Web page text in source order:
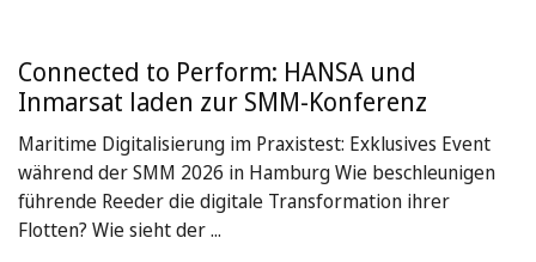
Connected to Perform: HANSA und
Inmarsat laden zur SMM-Konferenz
Maritime Digitalisierung im Praxistest: Exklusives Event
während der SMM 2026 in Hamburg Wie beschleunigen
führende Reeder die digitale Transformation ihrer
Flotten? Wie sieht der ...